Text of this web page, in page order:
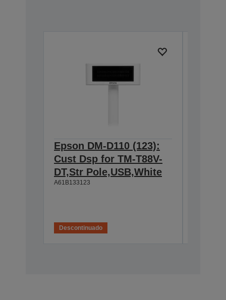
Epson DM-D110 (123):
Cust Dsp for TM-T88V-
DT,Str Pole,USB,White
A61B133123
Descontinuado